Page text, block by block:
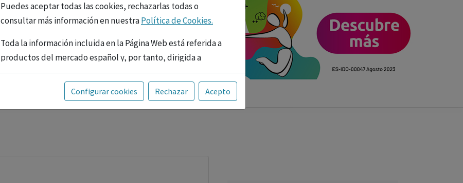
Puedes aceptar todas las cookies, rechazarlas todas o
consultar más información en nuestraPolítica de Cookies.
Toda la información incluida en la Página Web está referida a
productos del mercado español y, por tanto, dirigida a
profesionales sanitarios legalmente facultados para
prescribir o dispensar medicamentos con ejercicio
profesional. La información técnica de los fármacos se facilita
Configurar cookies Rechazar Acepto